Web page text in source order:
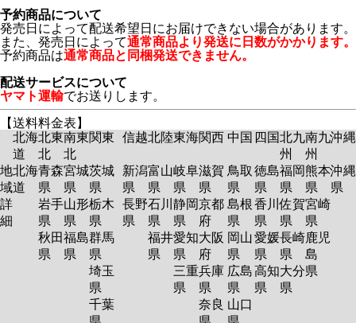
予約商品について
発売日によって配送希望日にお届けできない場合があります。
また、発売日によって通常商品より発送に日数がかかります。
予約商品は通常商品と同梱発送できません。
配送サービスについて
ヤマト運輸でお送りします。
【送料料金表】
北海
道
北東
北
南東
北
関東 信越北陸東海関西 中国 四国北九
州
南九
州
沖縄
地
域
詳
細
北海
道
青森
県
岩手
県
秋田
県
宮城
県
山形
県
福島
県
茨城
県
栃木
県
群馬
県
埼玉
県
千葉
新潟
県
長野
県
富山
県
石川
県
福井
県
岐阜
県
静岡
県
愛知
県
三重
県
滋賀
県
京都
府
大阪
府
兵庫
県
奈良
鳥取
県
島根
県
岡山
県
広島
県
山口
徳島
県
香川
県
愛媛
県
高知
県
福岡
県
佐賀
県
長崎
県
大分
県
熊本
県
宮崎
県
鹿児
島
県
沖縄
県